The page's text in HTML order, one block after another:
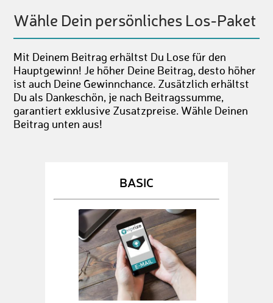
Wähle Dein persönliches Los-Paket
Mit Deinem Beitrag erhältst Du Lose für den
Hauptgewinn! Je höher Deine Beitrag, desto höher
ist auch Deine Gewinnchance. Zusätzlich erhältst
Du als Dankeschön, je nach Beitragssumme,
garantiert exklusive Zusatzpreise. Wähle Deinen
Beitrag unten aus!
BASIC